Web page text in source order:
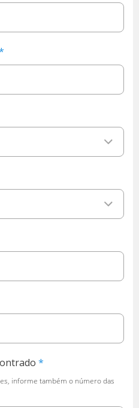
informe também o número das